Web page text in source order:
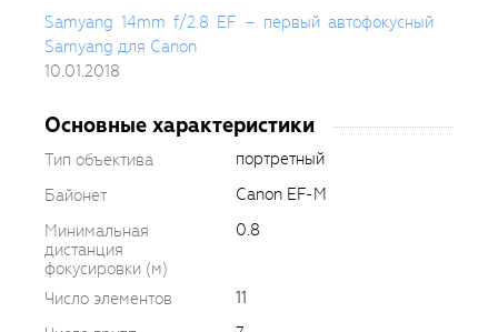
Samyang 14mm f/2.8 EF – первый автофокусный
Samyang для Canon
10.01.2018
Основные характеристики
Тип объектива
портретный
Байонет
Canon EF-M
Минимальная
дистанция
фокусировки (м)
0.8
Число элементов
11